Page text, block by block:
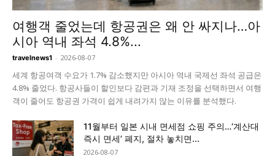
여행객 줄었는데 항공권은 왜 안 싸지나…아
시아 역내 좌석 4.8%...
travelnews1 - 2026-08-07
세계 항공여객 수요가 1.7% 감소했지만 아시아 역내 국제선 좌석 공급은
4.8% 줄었다. 항공사들이 할인보다 감편과 기재 조정을 선택하면서 여행
객이 줄어도 항공권 가격이 쉽게 내려가지 않는 이유를 분석했다.
11월부터 일본 시내 면세점 쇼핑 주의…‘계산대
즉시 면세’ 폐지, 절차 놓치면...
2026-08-07